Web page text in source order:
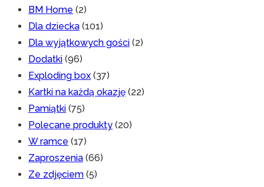
BM Home (2)
Dla dziecka (101)
Dla wyjątkowych gości (2)
Dodatki (96)
Exploding box (37)
Kartki na każdą okazję (22)
Pamiątki (75)
Polecane produkty (20)
W ramce (17)
Zaproszenia (66)
Ze zdjęciem (5)